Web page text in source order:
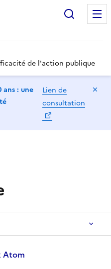
de l'action publique
ans : une
Lien de
consultation
Atom